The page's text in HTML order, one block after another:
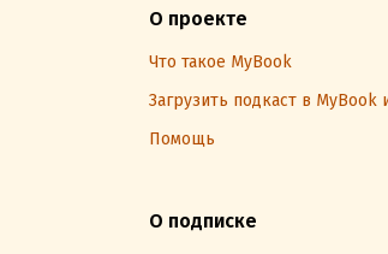
О проекте
Что такое MyBook
Загрузить подкаст в MyBook
Помощь
О подписке